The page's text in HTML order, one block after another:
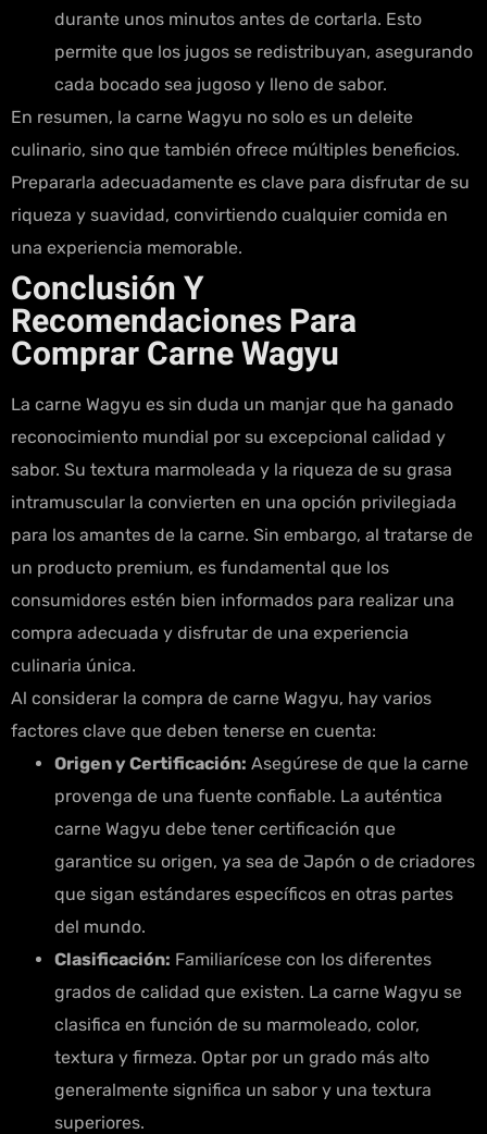
durante unos minutos antes de cortarla. Esto
permite que los jugos se redistribuyan, asegurando
cada bocado sea jugoso y lleno de sabor.
En resumen, la carne Wagyu no solo es un deleite
culinario, sino que también ofrece múltiples beneficios.
Prepararla adecuadamente es clave para disfrutar de su
riqueza y suavidad, convirtiendo cualquier comida en
una experiencia memorable.
Conclusión Y
Recomendaciones Para
Comprar Carne Wagyu
La carne Wagyu es sin duda un manjar que ha ganado
reconocimiento mundial por su excepcional calidad y
sabor. Su textura marmoleada y la riqueza de su grasa
intramuscular la convierten en una opción privilegiada
para los amantes de la carne. Sin embargo, al tratarse de
un producto premium, es fundamental que los
consumidores estén bien informados para realizar una
compra adecuada y disfrutar de una experiencia
culinaria única.
Al considerar la compra de carne Wagyu, hay varios
factores clave que deben tenerse en cuenta:
Origen y Certificación: Asegúrese de que la carne
provenga de una fuente confiable. La auténtica
carne Wagyu debe tener certificación que
garantice su origen, ya sea de Japón o de criadores
que sigan estándares específicos en otras partes
del mundo.
Clasificación: Familiarícese con los diferentes
grados de calidad que existen. La carne Wagyu se
clasifica en función de su marmoleado, color,
textura y firmeza. Optar por un grado más alto
generalmente significa un sabor y una textura
superiores.